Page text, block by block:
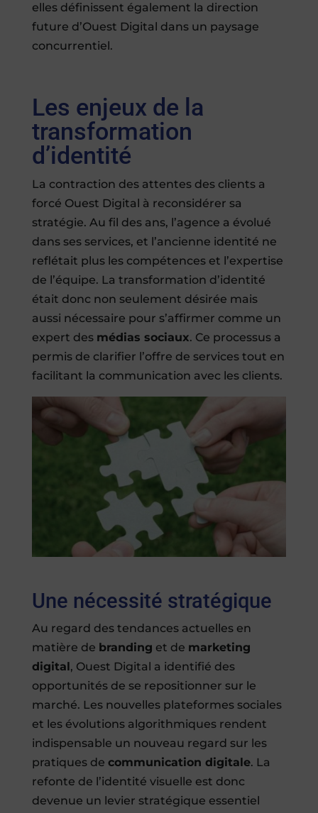
elles définissent également la direction
future d’Ouest Digital dans un paysage
concurrentiel.
Les enjeux de la
transformation
d’identité
La contraction des attentes des clients a
forcé Ouest Digital à reconsidérer sa
stratégie. Au fil des ans, l’agence a évolué
dans ses services, et l’ancienne identité ne
reflétait plus les compétences et l’expertise
de l’équipe. La transformation d’identité
était donc non seulement désirée mais
aussi nécessaire pour s’affirmer comme un
expert des médias sociaux. Ce processus a
permis de clarifier l’offre de services tout en
facilitant la communication avec les clients.
Une nécessité stratégique
Au regard des tendances actuelles en
matière de branding et de marketing
digital , Ouest Digital a identifié des
opportunités de se repositionner sur le
marché. Les nouvelles plateformes sociales
et les évolutions algorithmiques rendent
indispensable un nouveau regard sur les
pratiques de communication digitale. La
refonte de l’identité visuelle est donc
devenue un levier stratégique essentiel